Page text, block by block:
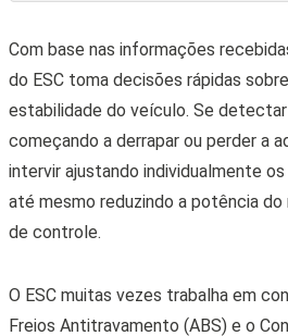
Freios Antitravamento (ABS) e o
impede que as rodas travem
Controle de Tração evita a perda
motrizes. A combinação desses
abordagem completa para manter a
Compartilhe: